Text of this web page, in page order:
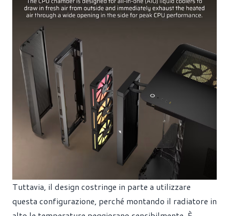
Tuttavia, il design costringe in parte a utilizzare
questa configurazione, perché montando il radiatore in